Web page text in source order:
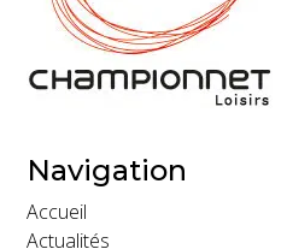
Navigation
Accueil
Actualités